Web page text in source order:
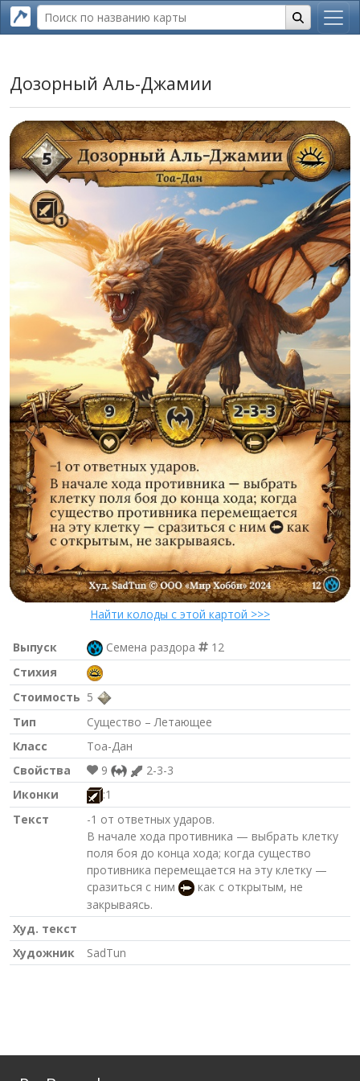
Дозорный Аль-Джамии
Найти колоды с этой картой >>>
Выпуск Семена раздора
12
Стихия
Стоимость 5
Тип
Существо – Летающее
Класс
Тоа-Дан
Свойства
9
2-3-3
Иконки
:1
Текст
-1 от ответных ударов.
В начале хода противника — выбрать клетку
поля боя до конца хода; когда существо
противника перемещается на эту клетку —
сразиться с ним
как с открытым, не
закрываясь.
Худ. текст
Художник
SadTun